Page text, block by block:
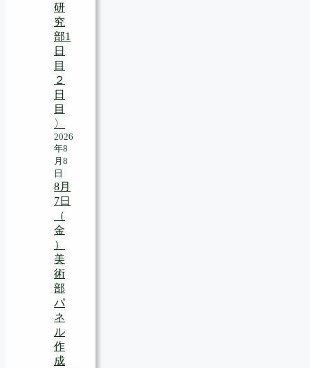
研
究
部1
日
目
２
日
目
〉
2026
年8
月8
日
8月
7日
（
金
）
美
術
部
パ
ネ
ル
作
成